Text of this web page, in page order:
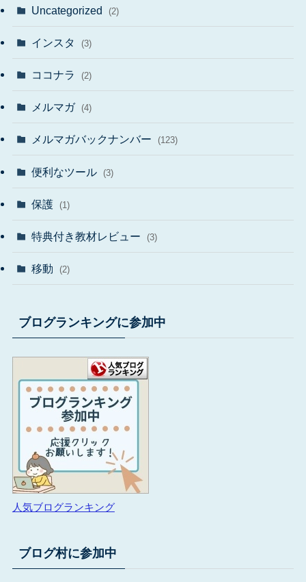
Uncategorized (2)
インスタ (3)
ココナラ (2)
メルマガ (4)
メルマガバックナンバー (123)
便利なツール (3)
保護 (1)
特典付き教材レビュー (3)
移動 (2)
ブログランキングに参加中
人気ブログランキング
ブログ村に参加中